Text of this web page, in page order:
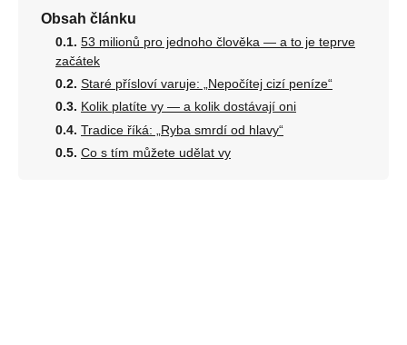
Obsah článku
53 milionů pro jednoho člověka — a to je teprve
začátek
Staré přísloví varuje: „Nepočítej cizí peníze“
Kolik platíte vy — a kolik dostávají oni
Tradice říká: „Ryba smrdí od hlavy“
Co s tím můžete udělat vy